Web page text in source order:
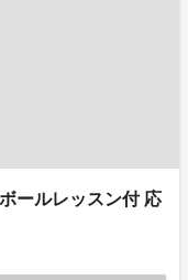
ールレッスン付 応